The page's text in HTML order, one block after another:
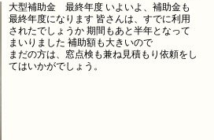
大型補助金 最終年度 いよいよ、補助金も
最終年度になります 皆さんは、すでに利用
されたでしょうか 期間もあと半年となって
まいりました 補助額も大きいので
まだの方は、窓点検も兼ね見積もり依頼をし
てはいかがでしょう。